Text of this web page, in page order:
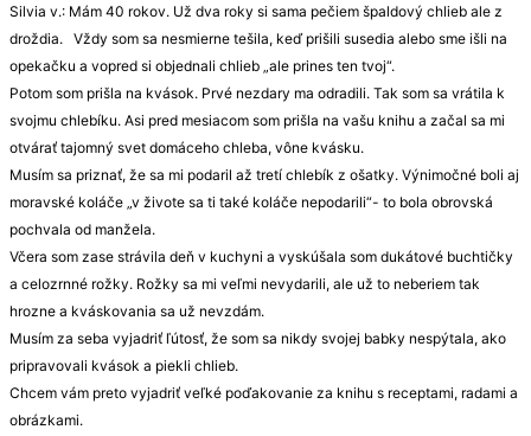
Silvia v.: Mám 40 rokov. Už dva roky si sama pečiem špaldový chlieb ale z
droždia. Vždy som sa nesmierne tešila, keď prišili susedia alebo sme išli na
opekačku a vopred si objednali chlieb „ale prines ten tvoj“.
Potom som prišla na kvások. Prvé nezdary ma odradili. Tak som sa vrátila k
svojmu chlebíku. Asi pred mesiacom som prišla na vašu knihu a začal sa mi
otvárať tajomný svet domáceho chleba, vône kvásku.
Musím sa priznať, že sa mi podaril až tretí chlebík z ošatky. Výnimočné boli aj
moravské koláče „v živote sa ti také koláče nepodarili“- to bola obrovská
pochvala od manžela.
Včera som zase strávila deň v kuchyni a vyskúšala som dukátové buchtičky
a celozrnné rožky. Rožky sa mi veľmi nevydarili, ale už to neberiem tak
hrozne a kváskovania sa už nevzdám.
Musím za seba vyjadriť ľútosť, že som sa nikdy svojej babky nespýtala, ako
pripravovali kvások a piekli chlieb.
Chcem vám preto vyjadriť veľké poďakovanie za knihu s receptami, radami a
obrázkami.